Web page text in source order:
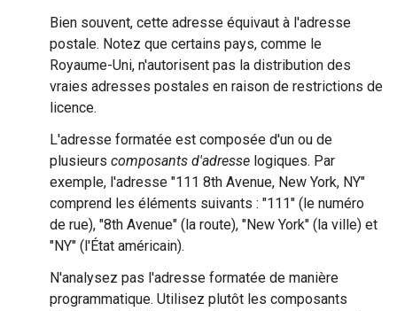
Bien souvent, cette adresse équivaut à l'adresse
postale. Notez que certains pays, comme le
Royaume-Uni, n'autorisent pas la distribution des
vraies adresses postales en raison de restrictions de
licence.
L'adresse formatée est composée d'un ou de
plusieurs composants d'adresse logiques. Par
exemple, l'adresse "111 8th Avenue, New York, NY"
comprend les éléments suivants : "111" (le numéro
de rue), "8th Avenue" (la route), "New York" (la ville) et
"NY" (l'État américain).
N'analysez pas l'adresse formatée de manière
programmatique. Utilisez plutôt les composants